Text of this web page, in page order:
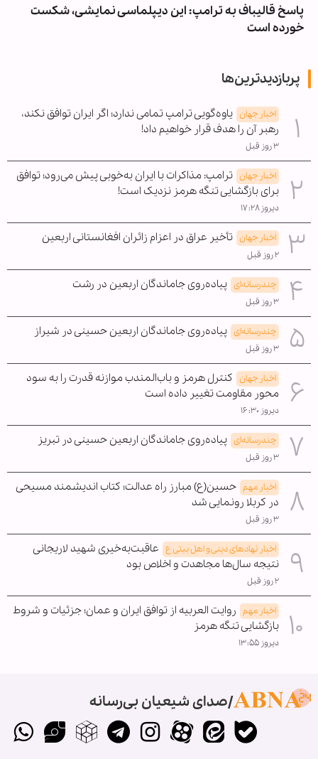
پاسخ قالیباف به ترامپ: این دیپلماسی نمایشی، شکست
خورده است
پربازدیدترین‌ها
اخبار جهان یاوه‌گویی ترامپ تمامی ندارد؛ اگر ایران توافق نکند،
رهبر آن را هدف قرار خواهیم داد!
۳ روز قبل
اخبار جهان ترامپ: مذاکرات با ایران به‌خوبی پیش می‌رود؛ توافق
برای بازگشایی تنگه هرمز نزدیک است!
دیروز ۱۷:۲۸
اخبار جهان تأخیر عراق در اعزام زائران افغانستانی اربعین
۲ روز قبل
چندرسانه‌ای پیاده‌روی جاماندگان اربعین در رشت
۳ روز قبل
چندرسانه‌ای پیاده‌روی جاماندگان اربعین حسینی در شیراز
۳ روز قبل
اخبار جهان کنترل هرمز و باب‌المندب موازنه قدرت را به سود
محور مقاومت تغییر داده است
دیروز ۱۶:۳۰
چندرسانه‌ای پیاده‌روی جاماندگان اربعین حسینی در تبریز
۳ روز قبل
اخبار مهم حسین(ع) مبارز راه عدالت؛ کتاب اندیشمند مسیحی
در کربلا رونمایی شد
۳ روز قبل
اخبار نهادهای دینی و اهل بیتی ع عاقبت‌به‌خیری شهید لاریجانی
نتیجه سال‌ها مجاهدت و اخلاص بود
۲ روز قبل
اخبار مهم روایت العربیه از توافق ایران و عمان؛ جزئیات و شروط
بازگشایی تنگه هرمز
دیروز ۱۳:۵۵
صدای شیعیان بی‌رسانه